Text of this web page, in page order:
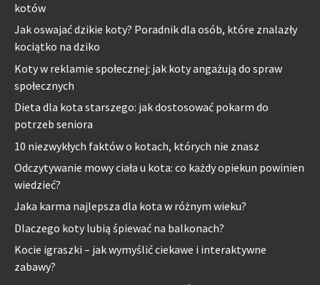
kotów
Jak oswajać dzikie koty? Poradnik dla osób, które znalazły
kociątko na dziko
Koty w reklamie społecznej: jak koty angażują do spraw
społecznych
Dieta dla kota starszego: jak dostosować pokarm do
potrzeb seniora
10 niezwykłych faktów o kotach, których nie znasz
Odczytywanie mowy ciała u kota: co każdy opiekun powinien
wiedzieć?
Jaka karma najlepsza dla kota w różnym wieku?
Dlaczego koty lubią śpiewać na balkonach?
Kocie igraszki – jak wymyślić ciekawe i interaktywne
zabawy?